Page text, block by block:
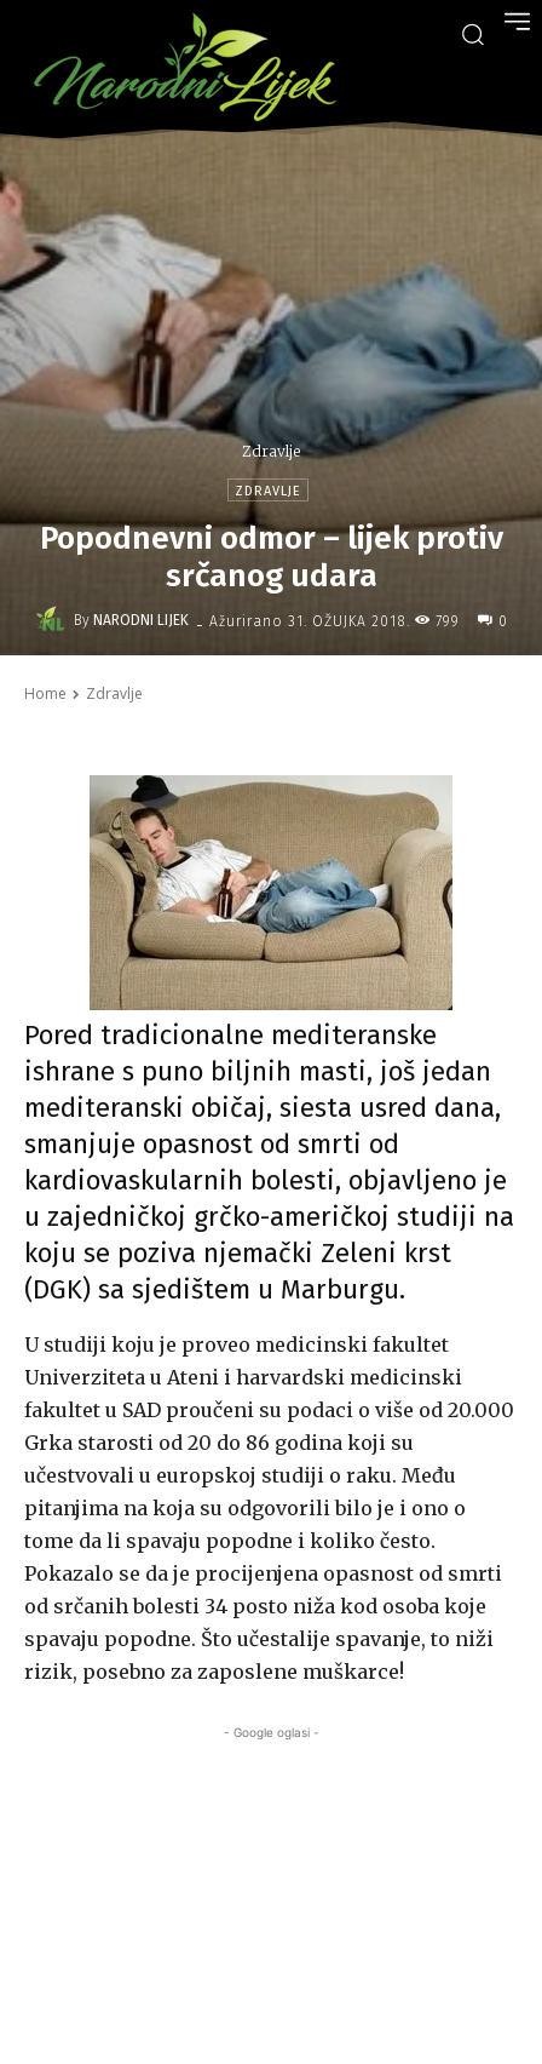
Zdravlje
ZDRAVLJE
Popodnevni odmor – lijek protiv
srčanog udara
By NARODNI LIJEK - Ažurirano 31. OŽUJKA 2018. 799 0
Home Zdravlje
Pored tradicionalne mediteranske
ishrane s puno biljnih masti, još jedan
mediteranski običaj, siesta usred dana,
smanjuje opasnost od smrti od
kardiovaskularnih bolesti, objavljeno je
u zajedničkoj grčko-američkoj studiji na
koju se poziva njemački Zeleni krst
(DGK) sa sjedištem u Marburgu.
U studiji koju je proveo medicinski fakultet
Univerziteta u Ateni i harvardski medicinski
fakultet u SAD proučeni su podaci o više od 20.000
Grka starosti od 20 do 86 godina koji su
učestvovali u europskoj studiji o raku. Među
pitanjima na koja su odgovorili bilo je i ono o
tome da li spavaju popodne i koliko često.
Pokazalo se da je procijenjena opasnost od smrti
od srčanih bolesti 34 posto niža kod osoba koje
spavaju popodne. Što učestalije spavanje, to niži
rizik, posebno za zaposlene muškarce!
- Google oglasi -